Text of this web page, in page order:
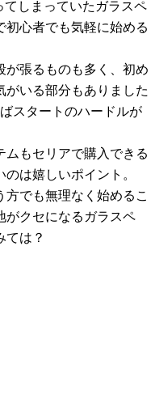
てしまっていたガラスペ
初心者でも気軽に始める
が張るものも多く、初め
がいる部分もありました
スタートのハードルが
ムもセリアで購入できる
は嬉しいポイント。
方でも無理なく始めるこ
がクセになるガラスペ
ては？